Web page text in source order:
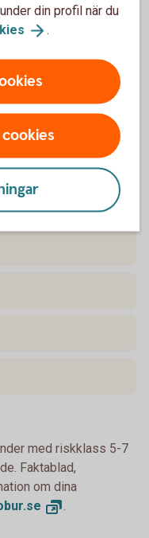
med riskklass 5-7
Faktablad,
om dina
se .
din profil när du
.